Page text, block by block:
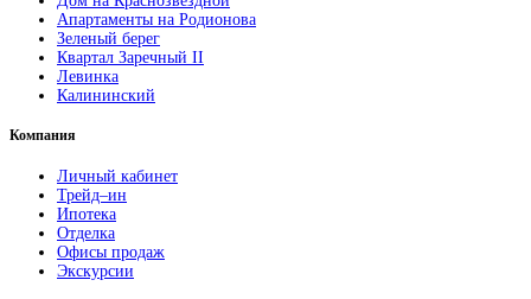
Апартаменты на Родионова
Зеленый берег
Квартал Заречный II
Левинка
Калининский
Компания
Личный кабинет
Трейд–ин
Ипотека
Отделка
Офисы продаж
Экскурсии